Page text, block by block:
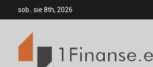
sob.. sie 8th, 2026